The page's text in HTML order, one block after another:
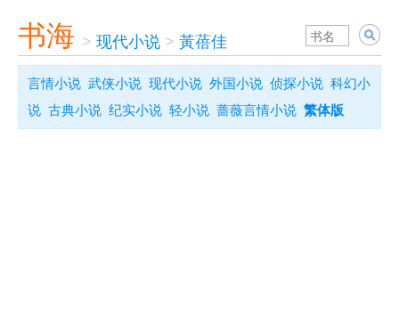
书海 > 现代小说 > 黃蓓佳
言情小说 武侠小说 现代小说 外国小说 侦探小说 科幻小
说 古典小说 纪实小说 轻小说 蔷薇言情小说 繁体版